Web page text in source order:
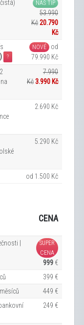
NÁŠ TIP
53.990
Kč20.790
Kč
?
NOVÉ
od
79.990 Kč
7.990
Kč3.990 Kč
2.690 Kč
5.290 Kč
od 1.500 Kč
CENA
|
SUPER
CENA
999 €
399 €
měsíců
449 €
249 €